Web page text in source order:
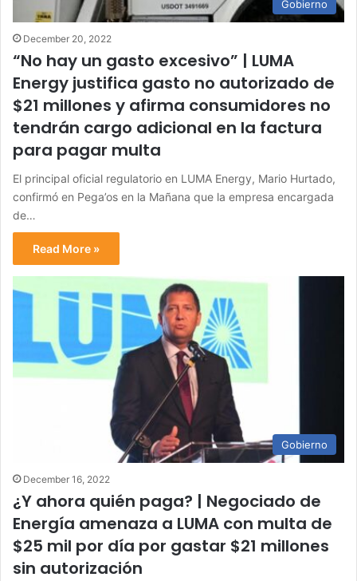
Gobierno
December 20, 2022
“No hay un gasto excesivo” | LUMA
Energy justifica gasto no autorizado de
$21 millones y afirma consumidores no
tendrán cargo adicional en la factura
para pagar multa
El principal oficial regulatorio en LUMA Energy, Mario Hurtado,
confirmó en Pega’os en la Mañana que la empresa encargada
de…
Read More »
Gobierno
December 16, 2022
¿Y ahora quién paga? | Negociado de
Energía amenaza a LUMA con multa de
$25 mil por día por gastar $21 millones
sin autorización